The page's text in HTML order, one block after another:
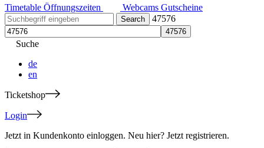
Timetable Öffnungszeiten Webcams Gutscheine
47576
Suche
de
en
Ticketshop
Login
Jetzt in Kundenkonto einloggen. Neu hier? Jetzt registrieren.